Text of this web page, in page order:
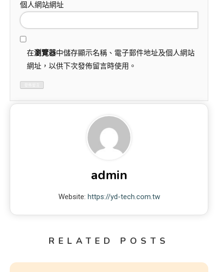
個人網站網址
在瀏覽器中儲存顯示名稱、電子郵件地址及個人網站
網址，以供下次發佈留言時使用。
admin
Website: https://yd-tech.com.tw
RELATED POSTS